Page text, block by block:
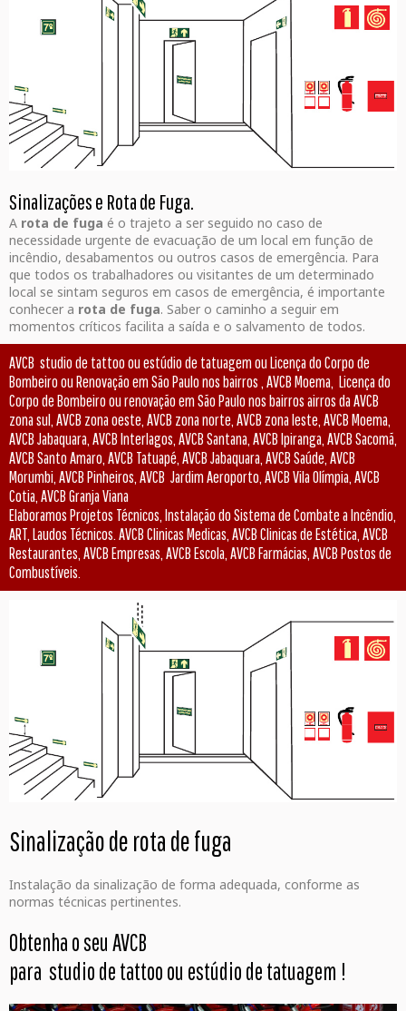
Sinalizações e Rota de Fuga.
A rota de fuga é o trajeto a ser seguido no caso de
necessidade urgente de evacuação de um local em função de
incêndio, desabamentos ou outros casos de emergência. Para
que todos os trabalhadores ou visitantes de um determinado
local se sintam seguros em casos de emergência, é importante
conhecer a rota de fuga. Saber o caminho a seguir em
momentos críticos facilita a saída e o salvamento de todos.
AVCB studio de tattoo ou estúdio de tatuagem ou Licença do Corpo de
Bombeiro ou Renovação em São Paulo nos bairros , AVCB Moema, Licença do
Corpo de Bombeiro ou renovação em São Paulo nos bairros airros da AVCB
zona sul, AVCB zona oeste, AVCB zona norte, AVCB zona leste, AVCB Moema,
AVCB Jabaquara, AVCB Interlagos, AVCB Santana, AVCB Ipiranga, AVCB Sacomã,
AVCB Santo Amaro, AVCB Tatuapé, AVCB Jabaquara, AVCB Saúde, AVCB
Morumbi, AVCB Pinheiros, AVCB Jardim Aeroporto, AVCB Vila Olímpia, AVCB
Cotia, AVCB Granja Viana
Elaboramos Projetos Técnicos, Instalação do Sistema de Combate a Incêndio,
ART, Laudos Técnicos. AVCB Clinicas Medicas, AVCB Clinicas de Estética, AVCB
Restaurantes, AVCB Empresas, AVCB Escola, AVCB Farmácias, AVCB Postos de
Combustíveis.
Sinalização de rota de fuga
Instalação da sinalização de forma adequada, conforme as
normas técnicas pertinentes.
Obtenha o seu AVCB
para studio de tattoo ou estúdio de tatuagem !